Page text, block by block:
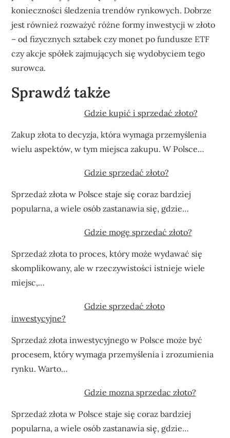
konieczności śledzenia trendów rynkowych. Dobrze
jest również rozważyć różne formy inwestycji w złoto
– od fizycznych sztabek czy monet po fundusze ETF
czy akcje spółek zajmujących się wydobyciem tego
surowca.
Sprawdź także
Gdzie kupić i sprzedać złoto?
Zakup złota to decyzja, która wymaga przemyślenia
wielu aspektów, w tym miejsca zakupu. W Polsce…
Gdzie sprzedać złoto?
Sprzedaż złota w Polsce staje się coraz bardziej
popularna, a wiele osób zastanawia się, gdzie…
Gdzie mogę sprzedać złoto?
Sprzedaż złota to proces, który może wydawać się
skomplikowany, ale w rzeczywistości istnieje wiele
miejsc,…
Gdzie sprzedać złoto
inwestycyjne?
Sprzedaż złota inwestycyjnego w Polsce może być
procesem, który wymaga przemyślenia i zrozumienia
rynku. Warto…
Gdzie mozna sprzedac złoto?
Sprzedaż złota w Polsce staje się coraz bardziej
popularna, a wiele osób zastanawia się, gdzie…